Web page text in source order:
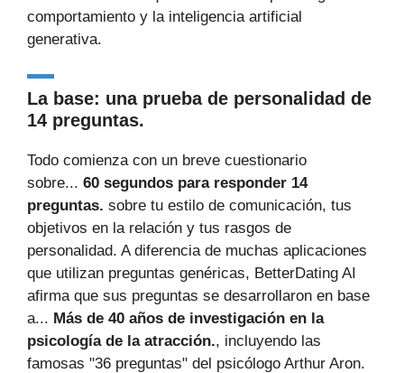
comportamiento y la inteligencia artificial
generativa.
La base: una prueba de personalidad de
14 preguntas.
Todo comienza con un breve cuestionario
sobre... 60 segundos para responder 14
preguntas. sobre tu estilo de comunicación, tus
objetivos en la relación y tus rasgos de
personalidad. A diferencia de muchas aplicaciones
que utilizan preguntas genéricas, BetterDating AI
afirma que sus preguntas se desarrollaron en base
a... Más de 40 años de investigación en la
psicología de la atracción., incluyendo las
famosas "36 preguntas" del psicólogo Arthur Aron.